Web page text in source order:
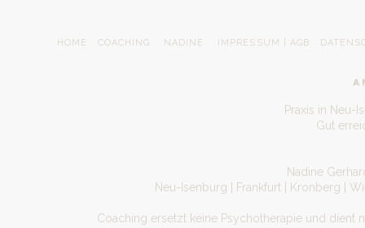
HOME COACHING NADINE IMPRESSUM | AGB
Praxis in Neu-
Gut
Nadine
Neu-Isenburg | Frankfurt | Kronberg |
Coaching ersetzt keine Psychotherapie und dient